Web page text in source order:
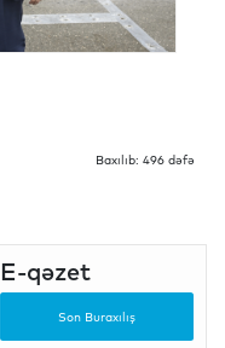
Baxılıb: 496 dəfə
E-qəzet
Son Buraxılış